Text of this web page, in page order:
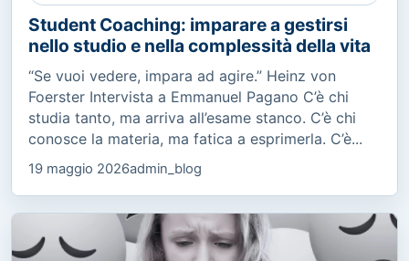
Student Coaching: imparare a gestirsi
nello studio e nella complessità della vita
“Se vuoi vedere, impara ad agire.” Heinz von
Foerster Intervista a Emmanuel Pagano C’è chi
studia tanto, ma arriva all’esame stanco. C’è chi
conosce la materia, ma fatica a esprimerla. C’è...
19 maggio 2026admin_blog